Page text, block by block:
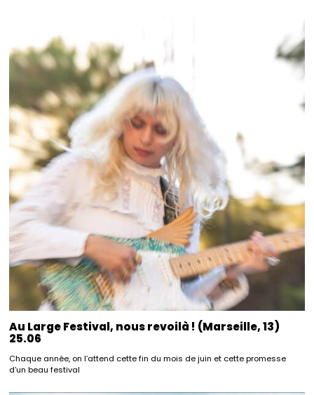
Au Large Festival, nous revoilà ! (Marseille, 13)
25.06
Chaque année, on l’attend cette fin du mois de juin et cette promesse
d’un beau festival